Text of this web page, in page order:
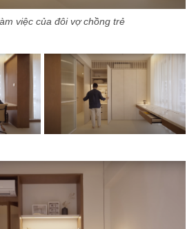
việc của đôi vợ chồng trẻ